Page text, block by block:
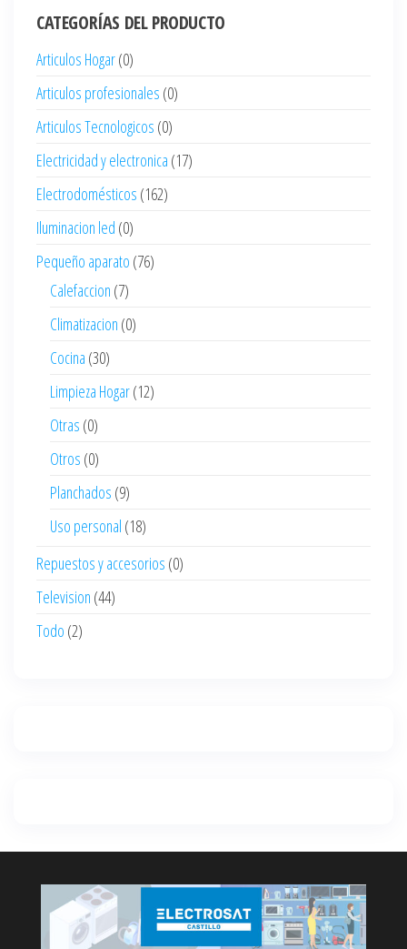
CATEGORÍAS DEL PRODUCTO
Articulos Hogar(0)
Articulos profesionales (0)
Articulos Tecnologicos (0)
Electricidad y electronica (17)
Electrodomésticos (162)
Iluminacion led (0)
Pequeño aparato (76)
Calefaccion (7)
Climatizacion (0)
Cocina (30)
Limpieza Hogar(12)
Otras (0)
Otros (0)
Planchados (9)
Uso personal (18)
Repuestos y accesorios (0)
Television (44)
Todo (2)